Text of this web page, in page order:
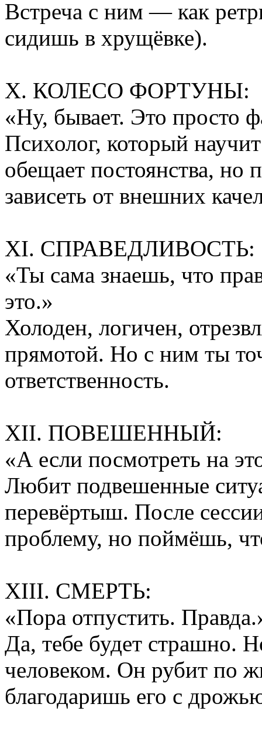
Встреча с ним — как
сидишь в хрущёвке).
X. КОЛЕСО ФОРТУНЫ:
«Ну, бывает. Это просто
Психолог, который
обещает постоянства, но
зависеть от внешних
XI. СПРАВЕДЛИВОСТЬ:
«Ты сама знаешь, что
это.»
Холоден, логичен,
прямотой. Но с ним ты
ответственность.
XII. ПОВЕШЕННЫЙ:
«А если посмотреть на
Любит подвешенные
перевёртыш. После
проблему, но поймёшь,
XIII. СМЕРТЬ:
«Пора отпустить.
Да, тебе будет страшно.
человеком. Он рубит по
благодаришь его с